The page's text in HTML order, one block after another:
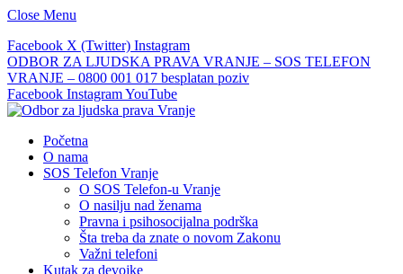
Close Menu
Facebook X (Twitter) Instagram
ODBOR ZA LJUDSKA PRAVA VRANJE – SOS TELEFON
VRANJE – 0800 001 017 besplatan poziv
Facebook InstagramYouTube
Početna
O nama
SOS Telefon Vranje
O SOS Telefon-u Vranje
O nasilju nad ženama
Pravna i psihosocijalna podrška
Šta treba da znate o novom Zakonu
Važni telefoni
Kutak za devojke